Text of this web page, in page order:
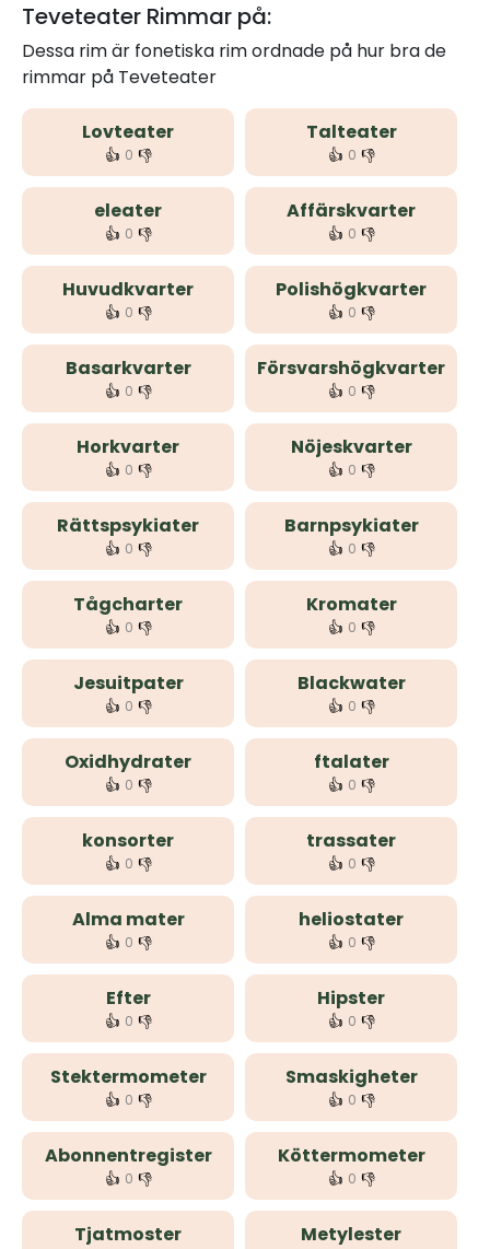
Teveteater Rimmar på:
Dessa rim är fonetiska rim ordnade på hur bra de
rimmar på Teveteater
Lovteater
👍 0 👎
Talteater
👍 0 👎
eleater
👍 0 👎
Affärskvarter
👍 0 👎
Huvudkvarter
👍 0 👎
Polishögkvarter
👍 0 👎
Basarkvarter
👍 0 👎
Försvarshögkvarter
👍 0 👎
Horkvarter
👍 0 👎
Nöjeskvarter
👍 0 👎
Rättspsykiater
👍 0 👎
Barnpsykiater
👍 0 👎
Tågcharter
👍 0 👎
Kromater
👍 0 👎
Jesuitpater
👍 0 👎
Blackwater
👍 0 👎
Oxidhydrater
👍 0 👎
ftalater
👍 0 👎
konsorter
👍 0 👎
trassater
👍 0 👎
Alma mater
👍 0 👎
heliostater
👍 0 👎
Efter
👍 0 👎
Hipster
👍 0 👎
Stektermometer
👍 0 👎
Smaskigheter
👍 0 👎
Abonnentregister
👍 0 👎
Köttermometer
👍 0 👎
Tjatmoster Metylester